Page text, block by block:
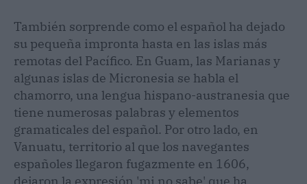
También sorprende como el español ha dejado
su pequeña impronta hasta en las islas más
remotas del Pacífico. En Guam, las Marianas y
algunas islas de Micronesia se habla el
chamorro, una lengua hispano-austranesia que
tiene numerosas palabras y elementos
gramaticales del español. Por otro lado, en
Vanuatu, territorio al que los navegantes
españoles llegaron fugazmente en 1606,
dejaron la expresión 'mi no sabe' que ha